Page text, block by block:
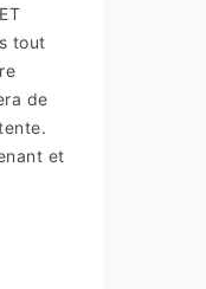
tout
de
et